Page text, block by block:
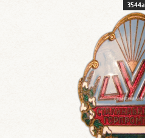
3544а